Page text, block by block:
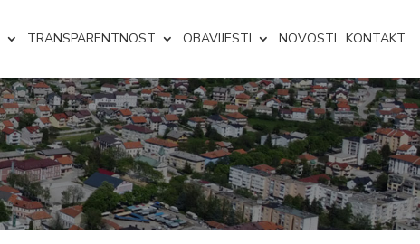
TRANSPARENTNOST OBAVIJESTI NOVOSTI KONTAKT